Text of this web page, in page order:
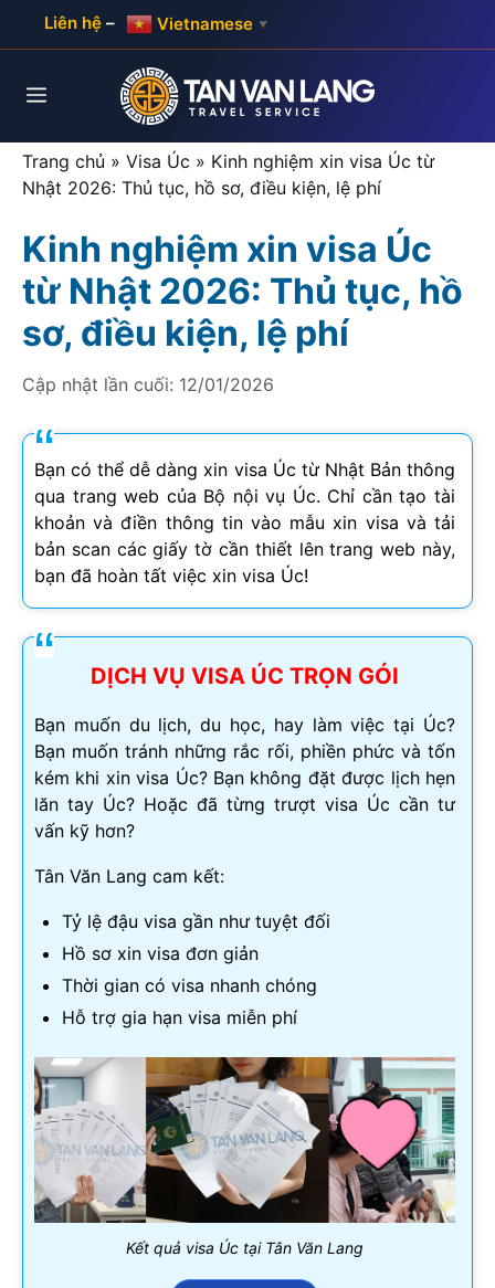
Liên hệ – Vietnamese ▼
Menu
Trang chủ » Visa Úc » Kinh nghiệm xin visa Úc từ
Nhật 2026: Thủ tục, hồ sơ, điều kiện, lệ phí
Kinh nghiệm xin visa Úc
từ Nhật 2026: Thủ tục, hồ
sơ, điều kiện, lệ phí
Cập nhật lần cuối: 12/01/2026
Bạn có thể dễ dàng xin visa Úc từ Nhật Bản thông
qua trang web của Bộ nội vụ Úc. Chỉ cần tạo tài
khoản và điền thông tin vào mẫu xin visa và tải
bản scan các giấy tờ cần thiết lên trang web này,
bạn đã hoàn tất việc xin visa Úc!
DỊCH VỤ VISA ÚC TRỌN GÓI
Bạn muốn du lịch, du học, hay làm việc tại Úc?
Bạn muốn tránh những rắc rối, phiền phức và tốn
kém khi xin visa Úc? Bạn không đặt được lịch hẹn
lăn tay Úc? Hoặc đã từng trượt visa Úc cần tư
vấn kỹ hơn?
Tân Văn Lang cam kết:
Tỷ lệ đậu visa gần như tuyệt đối
Hồ sơ xin visa đơn giản
Thời gian có visa nhanh chóng
Hỗ trợ gia hạn visa miễn phí
Kết quả visa Úc tại Tân Văn Lang